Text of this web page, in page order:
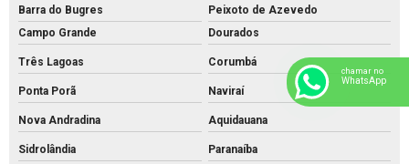
Barra do Bugres
Peixoto de Azevedo
Campo Grande
Dourados
Três Lagoas Corumbá
Ponta Porã Naviraí
Nova Andradina Aquidauana
Sidrolândia Paranaíba
chamar no
WhatsApp